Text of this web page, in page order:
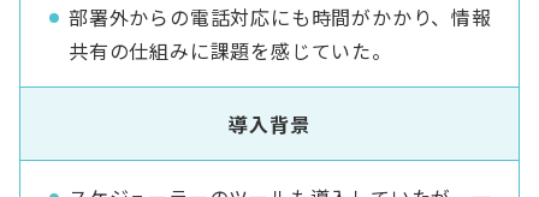
部署外からの電話対応にも時間がかかり、情報
共有の仕組みに課題を感じていた。
導入背景